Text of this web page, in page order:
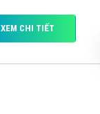
XEM CHI TIẾT